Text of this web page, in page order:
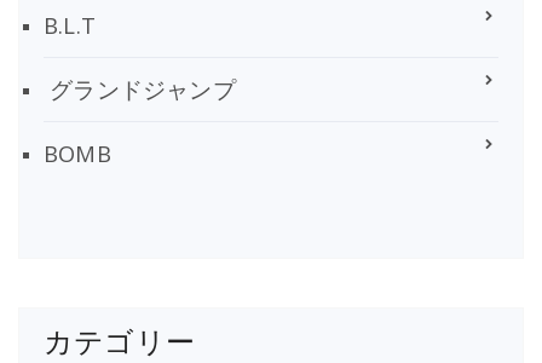
B.L.T
グランドジャンプ
BOMB
カテゴリー